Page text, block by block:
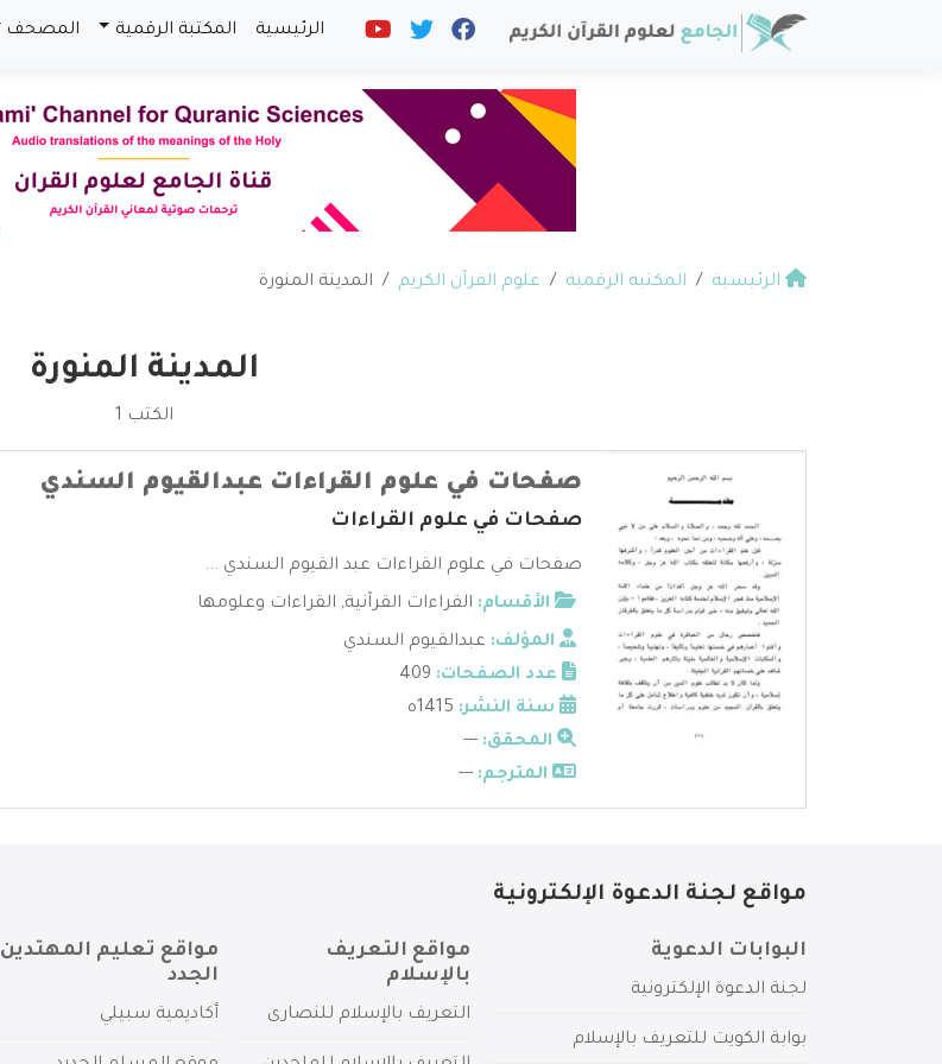
الرئيسية المكتبة الرقمية المصحف
الرئيسية المكتبة الرقمية علوم القرآن الكريم المدينة المنورة
المدينة المنورة
الكتب 1
صفحات في علوم القراءات عبدالقيوم السندي
صفحات في علوم القراءات
صفحات في علوم القراءات عبد القيوم السندي ...
الأقسام: القراءات القرآنية, القراءات وعلومها
المؤلف: عبدالقيوم السندي
عدد الصفحات:
سنة النشر:
المحقق: ---
المترجم: ---
مواقع لجنة الدعوة الإلكترونية
البوابات الدعوية
لجنة الدعوة الإلكترونية
بوابة الكويت للتعريف بالإسلام
مواقع التعريف
بالإسلام
التعريف بالإسلام للنصارى
مواقع تعليم المهتدين
الجدد
أكاديمية سبيلي